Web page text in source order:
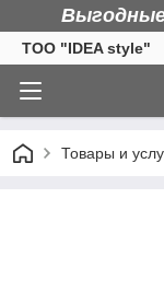
TOO "IDEA style"
Товары и